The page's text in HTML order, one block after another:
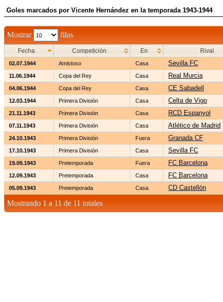
Goles marcados por Vicente Hernández en la temporada 1943-1944
Mostrar filas
Fecha Competición En Rival
02.07.1944 Amistoso Casa Sevilla FC
11.06.1944 Copa del Rey Casa Real Murcia
04.06.1944 Copa del Rey Casa CE Sabadell
12.03.1944 Primera División Casa Celta de Vigo
21.11.1943 Primera División Casa RCD Espanyol
07.11.1943 Primera División Casa Atlético de Madrid
24.10.1943 Primera División Fuera Granada CF
17.10.1943 Primera División Casa Sevilla FC
19.09.1943 Pretemporada Fuera FC Barcelona
12.09.1943 Pretemporada Casa FC Barcelona
05.09.1943 Pretemporada Casa CD Castellón
Mostrando 1 a 11 de 11 totales